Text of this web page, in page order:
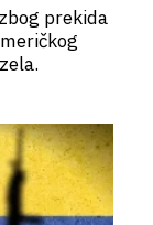
prekida